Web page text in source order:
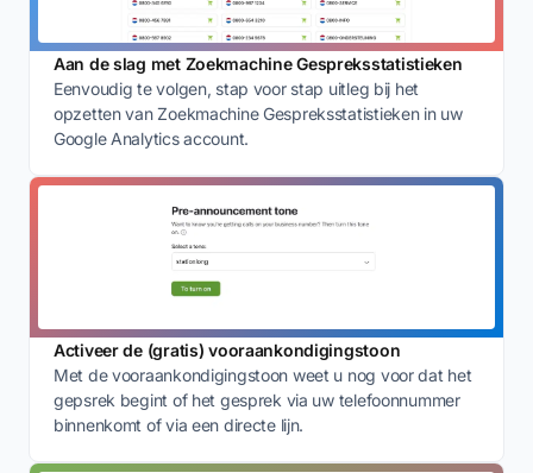
Aan de slag met Zoekmachine Gespreksstatistieken
Eenvoudig te volgen, stap voor stap uitleg bij het
opzetten van Zoekmachine Gespreksstatistieken in uw
Google Analytics account.
Activeer de (gratis) vooraankondigingstoon
Met de vooraankondigingstoon weet u nog voor dat het
gepsrek begint of het gesprek via uw telefoonnummer
binnenkomt of via een directe lijn.